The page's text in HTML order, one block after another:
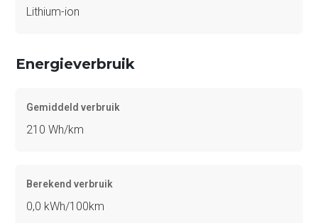
Lithium-ion
Energieverbruik
Gemiddeld verbruik
210 Wh/km
Berekend verbruik
0,0 kWh/100km